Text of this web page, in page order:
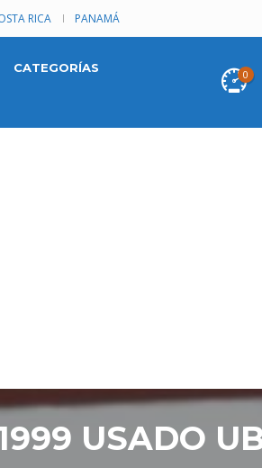
RICA PANAMÁ
0
CATEGORÍAS
USADO